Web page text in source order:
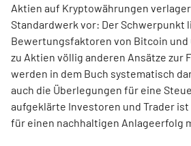
Aktien auf Kryptowährungen
Standardwerk vor: Der Schwerpunkt
Bewertungsfaktoren von Bitcoin und
zu Aktien völlig anderen Ansätze zur
werden in dem Buch systematisch
auch die Überlegungen für eine
aufgeklärte Investoren und Trader
für einen nachhaltigen Anlageerfolg